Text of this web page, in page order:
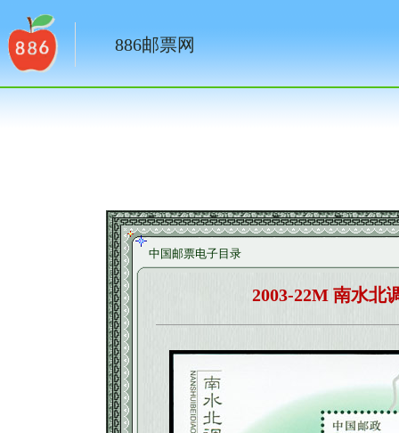
886邮票网
中国邮票电子目录
2003-22M 南水北